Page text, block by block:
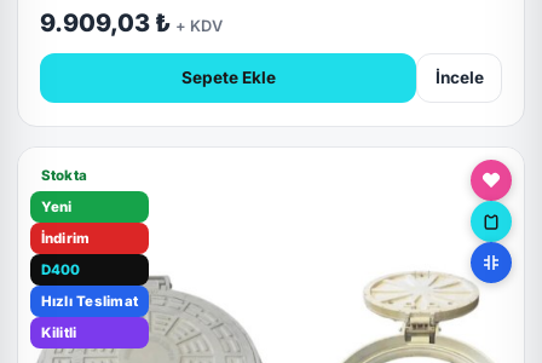
9.909,03 ₺ + KDV
Sepete Ekle İncele
Stokta
Yeni
İndirim
D400
Hızlı Teslimat
Kilitli